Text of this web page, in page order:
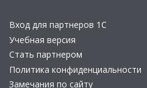
Вход для партнеров 1С
Учебная версия
Стать партнером
Политика конфиденциальности
Замечания по сайту